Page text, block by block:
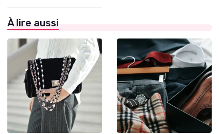
À lire aussi